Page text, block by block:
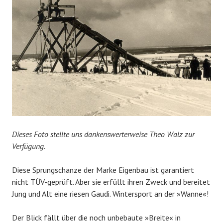
Dieses Foto stellte uns dankenswerterweise Theo Walz zur
Verfügung.
Diese Sprungschanze der Marke Eigenbau ist garantiert
nicht TÜV-geprüft. Aber sie erfüllt ihren Zweck und bereitet
Jung und Alt eine riesen Gaudi. Wintersport an der »Wanne«!
Der Blick fällt über die noch unbebaute »Breite« in